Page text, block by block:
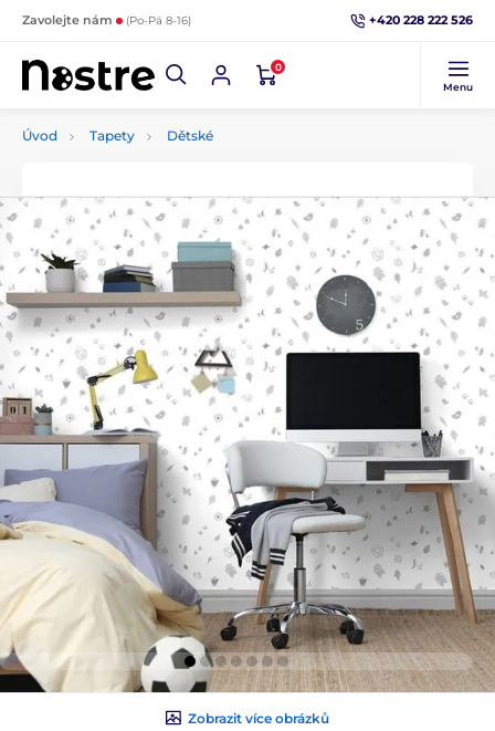
Zavolejte nám (Po-Pá 8-16) +420 228 222 526
0
Menu
Úvod Tapety Dětské
Zobrazit více obrázků